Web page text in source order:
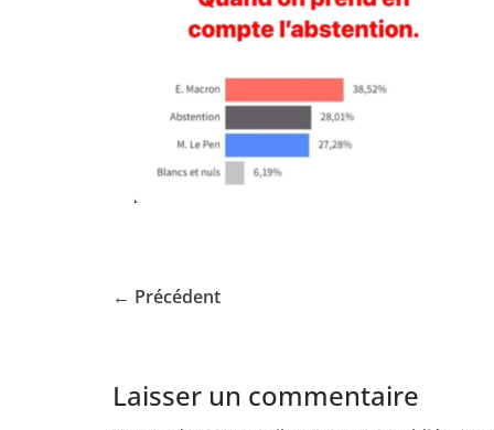
← Précédent
Laisser un commentaire